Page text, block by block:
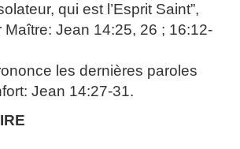
qui est l’Esprit Saint”,
Maître: Jean 14:25, 26 ; 16:12-
les dernières paroles
Jean 14:27-31.